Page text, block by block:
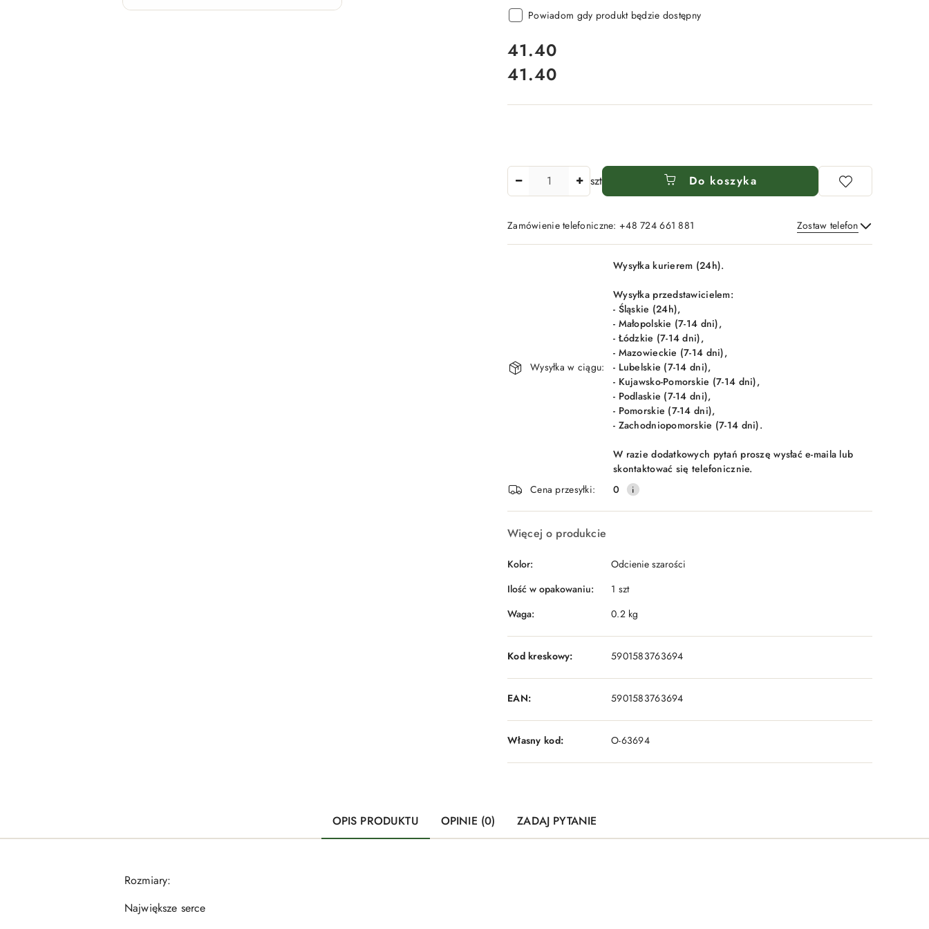
Powiadom gdy produkt będzie dostępny
cena:
41.40
Cena:
41.40
szt Do koszyka
Zamówienie telefoniczne: +48 724 661 881 Zostaw telefon
Wyślij
Wysyłka w ciągu:
Wysyłka kurierem (24h).
Wysyłka przedstawicielem:
- Śląskie (24h),
- Małopolskie (7-14 dni),
- Łódzkie (7-14 dni),
- Mazowieckie (7-14 dni),
- Lubelskie (7-14 dni),
- Kujawsko-Pomorskie (7-14 dni),
- Podlaskie (7-14 dni),
- Pomorskie (7-14 dni),
- Zachodniopomorskie (7-14 dni).
W razie dodatkowych pytań proszę wysłać e-maila lub
skontaktować się telefonicznie.
Cena przesyłki:
0
Więcej o produkcie
Kolor:
Odcienie szarości
Ilość w opakowaniu:
1 szt
Waga:
0.2 kg
Kod kreskowy: 5901583763694
EAN: 5901583763694
Własny kod: O-63694
OPIS PRODUKTU OPINIE (0) ZADAJ PYTANIE
Rozmiary:
Największe serce